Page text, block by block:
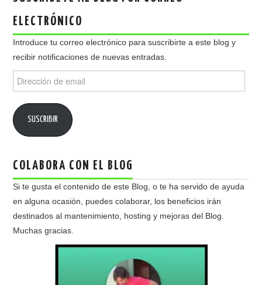
ELECTRÓNICO
Introduce tu correo electrónico para suscribirte a este blog y
recibir notificaciones de nuevas entradas.
de
SUSCRIBIR
COLABORA CON EL BLOG
Si te gusta el contenido de este Blog, o te ha servido de ayuda
en alguna ocasión, puedes colaborar, los beneficios irán
destinados al mantenimiento, hosting y mejoras del Blog.
Muchas gracias.